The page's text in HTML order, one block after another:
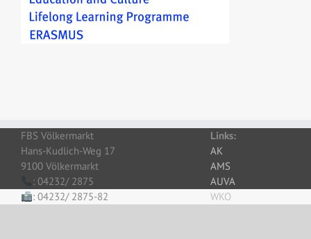
FBS Völkermarkt
Hans-Kudlich-Weg 17
9100 Völkermarkt
: 04232/ 2875
: 04232/ 2875-82
Links:
AK
AMS
AUVA
WKO